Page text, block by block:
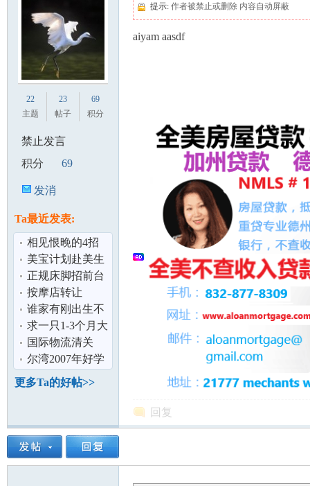
论
22
主题
23
帖子
69
积分
禁止发言
积分
69
发消
Ta最近发表:
相见恨晚的4招
识字法,让华人孩
子不再识字难
美宝计划赴美生
子-中美航线
正规床脚招前台
按摩店转让
谁家有刚出生不
久的棕色,香槟色
或者红色泰
求一只1-3个月大
的比熊
国际物流清关
尔湾2007年好学
区独立屋
更多Ta的好帖>>
提示: 作者被禁止或删除 内容自动屏蔽
aiyam aasdf
回复